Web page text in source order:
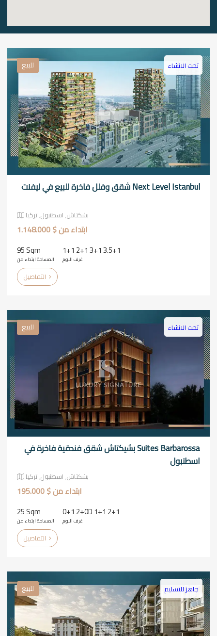
للبيع تحت الانشاء
Next Level Istanbul شقق وفلل فاخرة للبيع في ليفنت
بشكتاش٬ اسطنبول٬ تركيا
ابتداء من $ 1.148.000
95 Sqm
المساحة ابتداء من
1+1 2+1 3+1 3.5+1
غرف النوم
للبيع تحت الانشاء
Suites Barbarossa بشيكتاش شقق فندقية فاخرة في
اسطنبول
بشكتاش٬ اسطنبول٬ تركيا
ابتداء من $ 195.000
25 Sqm
المساحة ابتداء من
0+1 2+0D 1+1 2+1
غرف النوم
للبيع جاهز للتسليم